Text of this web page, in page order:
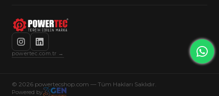
powertec.com.tr →
© 2026 powertecshop.com — Tüm Hakları Saklıdır.
Powered by